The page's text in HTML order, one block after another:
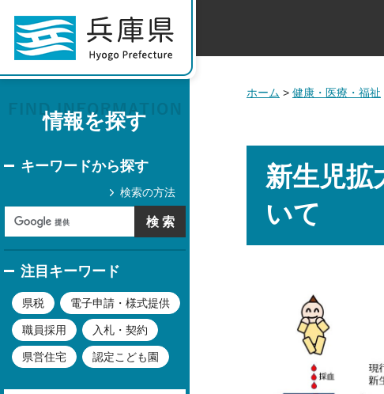
情報を探す
キーワードから探す
検索の方法
注目キーワード
県税 電子申請・様式提供
職員採用 入札・契約
県営住宅 認定こども園
ホーム > 健康・医療・福祉
新生児拡
いて